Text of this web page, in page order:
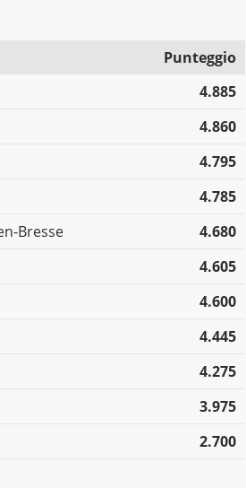
Punteggio
4.885
4.860
4.795
4.785
Bresse
4.680
4.605
4.600
4.445
4.275
3.975
2.700